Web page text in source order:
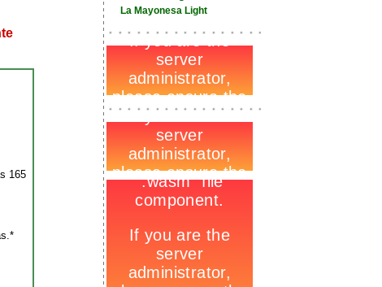
165
La Mayonesa Light
_
_